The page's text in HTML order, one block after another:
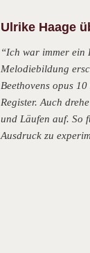
Ulrike Haage
“Ich war immer ein
Melodiebildung
Beethovens opus
Register. Auch
und Läufen auf. So
Ausdruck zu